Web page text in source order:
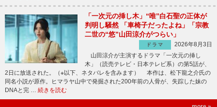
「一次元の挿し木」“唯”白石聖の正体が
判明し騒然 「車椅子だったよね」「宗教
二世の“悠”山田涼介がつらい」
ドラマ
2026年8月3日
山田涼介が主演するドラマ「一次元の挿し
木」（読売テレビ・日本テレビ系）の第5話が、
2日に放送された。（※以下、ネタバレを含みます） 本作は、松下龍之介氏の
同名小説が原作。ヒマラヤ山中で発掘された200年前の人骨が、失踪した妹の
DNAと完 … 続きを読む